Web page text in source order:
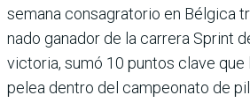
semana consagratorio en Bélgica
nado ganador de la carrera Sprint
victoria, sumó 10 puntos clave que
pelea dentro del campeonato de